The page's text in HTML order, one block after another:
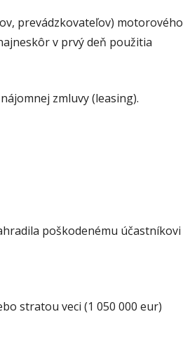
prevádzkovateľov) motorového
v prvý deň použitia
zmluvy (leasing).
poškodenému účastníkovi
stratou veci (1 050 000 eur)